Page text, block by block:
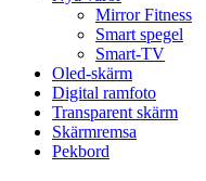
Mirror Fitness
Smart spegel
Smart-TV
Oled-skärm
Digital ramfoto
Transparent skärm
Skärmremsa
Pekbord